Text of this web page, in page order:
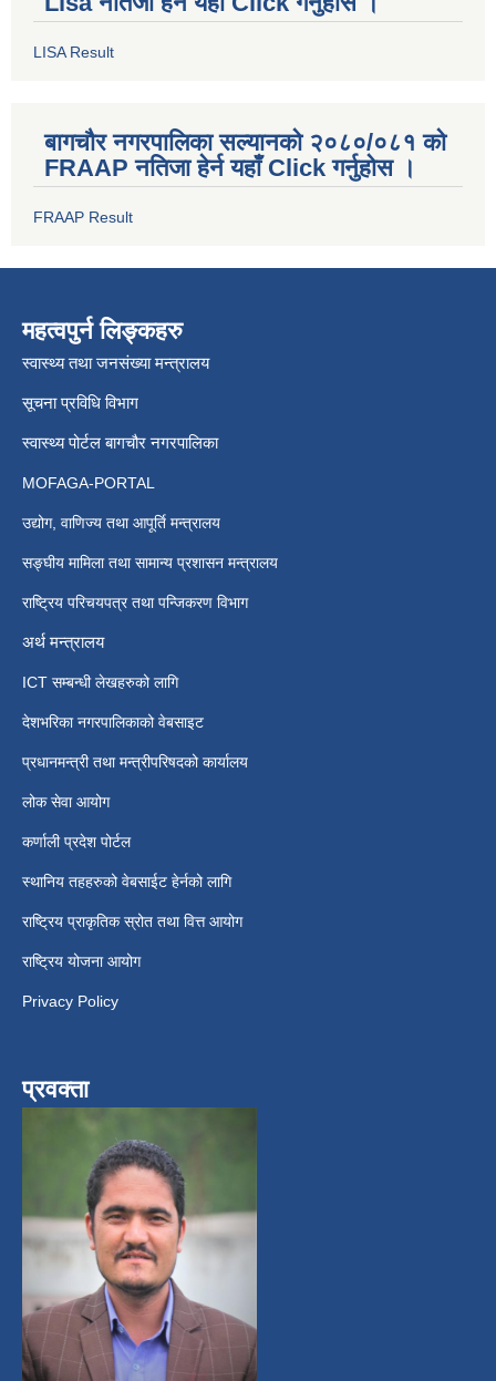
LISA Result
बागचौर नगरपालिका सल्यानको २०८०/०८१ को
FRAAP नतिजा हेर्न यहाँ Click गर्नुहोस ।
FRAAP Result
महत्वपुर्न लिङ्कहरु
स्वास्थ्य तथा जनसंख्या मन्त्रालय
सूचना प्रविधि विभाग
स्वास्थ्य पोर्टल बागचौर नगरपालिका
MOFAGA-PORTAL
उद्योग, वाणिज्य तथा आपूर्ति मन्त्रालय
सङ्घीय मामिला तथा सामान्य प्रशासन मन्त्रालय
राष्ट्रिय परिचयपत्र तथा पन्जिकरण विभाग
अर्थ मन्त्रालय
ICT सम्बन्धी लेखहरुको लागि
देशभरिका नगरपालिकाको वेबसाइट
प्रधानमन्त्री तथा मन्त्रीपरिषदको कार्यालय
लोक सेवा आयोग
कर्णाली प्रदेश पोर्टल
स्थानिय तहहरुको वेबसाईट हेर्नको लागि
राष्ट्रिय प्राकृतिक स्रोत तथा वित्त आयोग
राष्ट्रिय योजना आयोग
Privacy Policy
प्रवक्ता